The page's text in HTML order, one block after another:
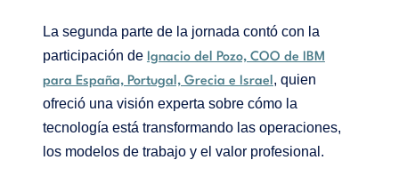
La segunda parte de la jornada contó con la
participación de Ignacio del Pozo, COO de IBM
para España, Portugal, Grecia e Israel , quien
ofreció una visión experta sobre cómo la
tecnología está transformando las operaciones,
los modelos de trabajo y el valor profesional.